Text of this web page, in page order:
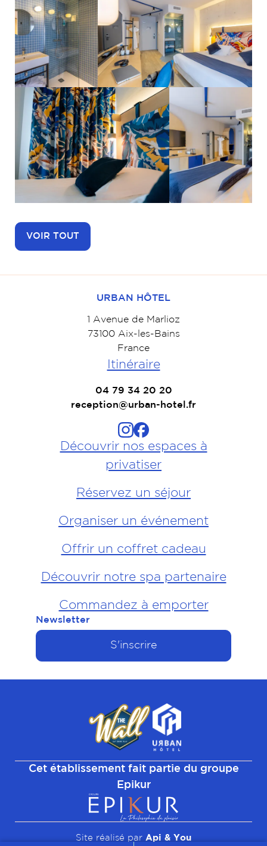
VOIR TOUT
URBAN HÔTEL
1 Avenue de Marlioz
73100 Aix-les-Bains
France
Itinéraire
04 79 34 20 20
reception@urban-hotel.fr
Découvrir nos espaces à
privatiser
Réservez un séjour
Organiser un événement
Offrir un coffret cadeau
Découvrir notre spa partenaire
Commandez à emporter
Newsletter
S'inscrire
Cet établissement fait partie du groupe
Epikur
Site réalisé par Api & You